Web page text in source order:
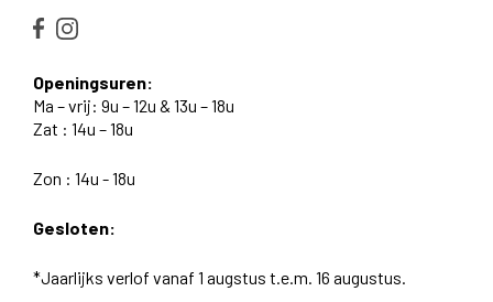
Openingsuren:
Ma – vrij: 9u – 12u & 13u – 18u
Zat : 14u – 18u
Zon : 14u - 18u
Gesloten:
*Jaarlijks verlof vanaf 1 augstus t.e.m. 16 augustus.